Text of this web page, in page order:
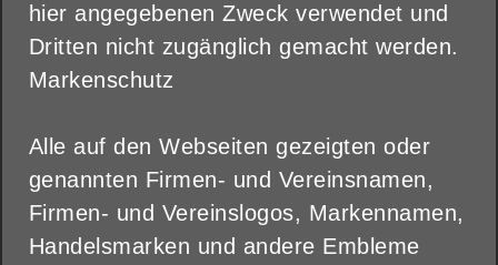
hier angegebenen Zweck verwendet und
Dritten nicht zugänglich gemacht werden.
Markenschutz
Alle auf den Webseiten gezeigten oder
genannten Firmen- und Vereinsnamen,
Firmen- und Vereinslogos, Markennamen,
Handelsmarken und andere Embleme